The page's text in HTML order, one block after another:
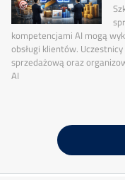
kompetencjami AI mogą
obsługi klientów.
sprzedażową oraz
AI